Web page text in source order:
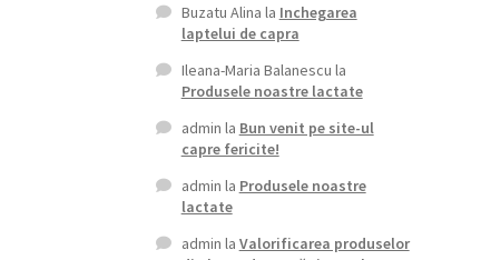
Buzatu Alina la Inchegarea
laptelui de capra
Ileana-Maria Balanescu la
Produsele noastre lactate
admin la Bun venit pe site-ul
capre fericite!
admin la Produsele noastre
lactate
admin la Valorificarea produselor